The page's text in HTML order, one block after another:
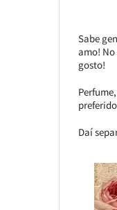
Sabe
amo!
gosto!
Daí